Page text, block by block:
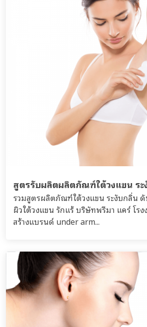
สูตรรับผลิตผลิตภัณฑ์ใต้วงแขน ระ
รวมสูตรผลิตภัณฑ์ใต้วงแขน ระงับกลิ่น
ผิวใต้วงแขน รักแร้ บริษัทพรีมา แคร์ โร
สร้างแบรนด์ under arm...